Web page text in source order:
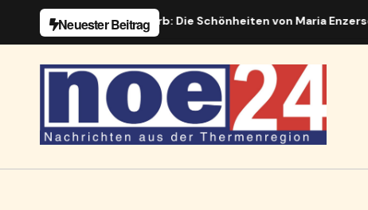
Neuester Beitrag
Fotowettbewerb: Die Schönheiten von Maria Enzersdorf